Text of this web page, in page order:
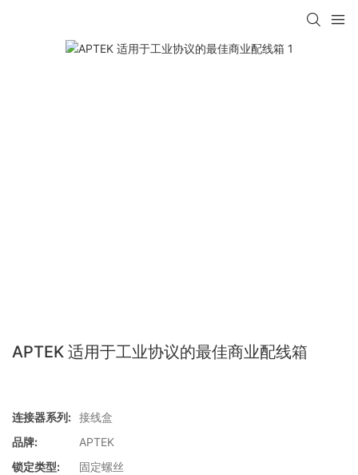
APTEK 适用于工业协议的最佳商业配线箱
连接器系列: 接线盒
品牌:
APTEK
锁定类型:
固定螺丝